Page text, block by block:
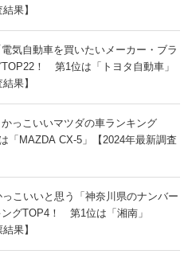
果】
電気自動車を買いたいメーカー・ブラ
！ 第1位は「トヨタ自動車」
果】
かっこいいマツダの車ランキング
MAZDA CX-5」【2024年最新調査
っこいいと思う「神奈川県のナンバー
グTOP4！ 第1位は「湘南」
果】